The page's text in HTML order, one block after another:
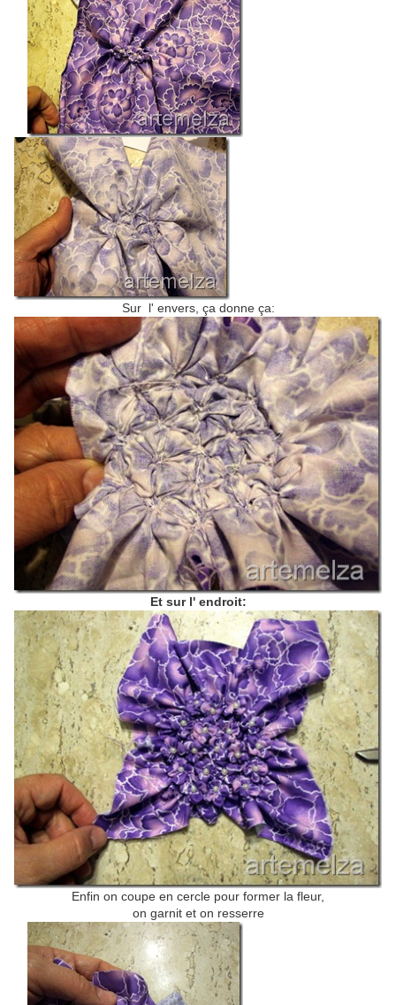
Sur l' envers, ça donne ça:
Et sur l' endroit:
Enfin on coupe en cercle pour former la fleur,
on garnit et on resserre